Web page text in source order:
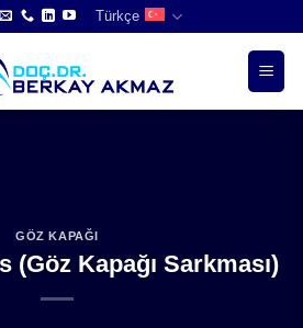
Türkçe
GÖZ KAPAĞI
(Göz Kapağı Sarkması)